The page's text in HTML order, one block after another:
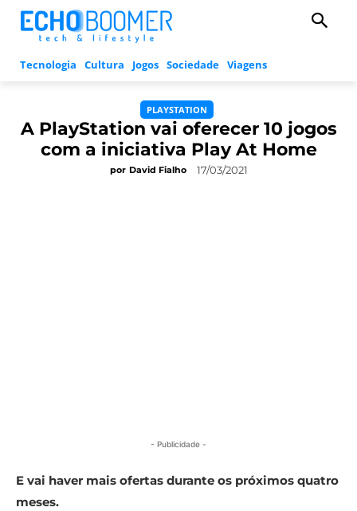
Tecnologia Cultura Jogos Sociedade Viagens
PLAYSTATION
A PlayStation vai oferecer 10 jogos
com a iniciativa Play At Home
por David Fialho 17/03/2021
- Publicidade -
E vai haver mais ofertas durante os próximos quatro
meses.